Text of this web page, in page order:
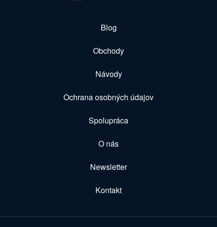
Blog
Obchody
Návody
Ochrana osobných údajov
Spolupráca
O nás
Newsletter
Kontakt